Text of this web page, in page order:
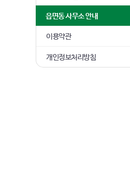
읍면동 사무소 안내
이용약관
개인정보처리방침